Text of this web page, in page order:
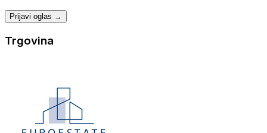
Prijavi oglas →
Trgovina